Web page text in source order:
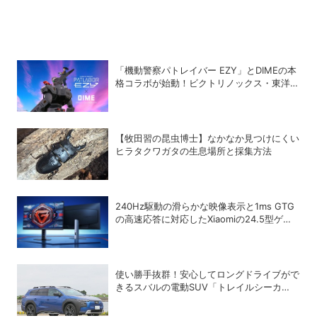
「機動警察パトレイバー EZY」とDIMEの本
格コラボが始動！ビクトリノックス・東洋ス
【牧田習の昆虫博士】なかなか見つけにくい
ヒラタクワガタの生息場所と採集方法
240Hz駆動の滑らかな映像表示と1ms GTG
の高速応答に対応したXiaomiの24.5型ゲー
使い勝手抜群！安心してロングドライブがで
きるスバルの電動SUV「トレイルシーカ